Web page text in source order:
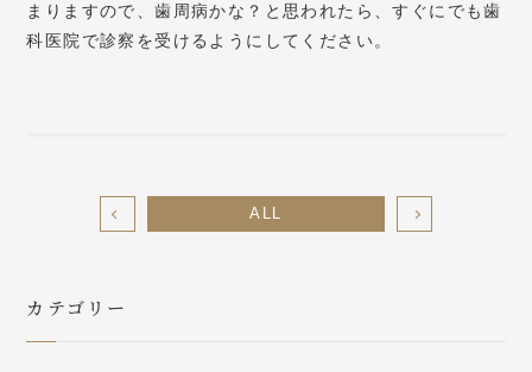
カテゴリー
まりますので、歯周病かな？と思われたら、すぐにでも歯
科医院で診察を受けるようにしてください。
ALL